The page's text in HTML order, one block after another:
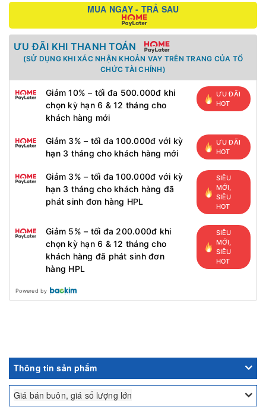
MUA NGAY - TRẢ SAU
ƯU ĐÃI KHI THANH TOÁN
(SỬ DỤNG KHI XÁC NHẬN KHOẢN VAY TRÊN TRANG CỦA TỔ
CHỨC TÀI CHÍNH)
Giảm 10% – tối đa 500.000đ khi
chọn kỳ hạn 6 & 12 tháng cho
khách hàng mới
ƯU ĐÃI
HOT
Giảm 3% – tối đa 100.000đ với kỳ
hạn 3 tháng cho khách hàng mới
ƯU ĐÃI
HOT
Giảm 3% – tối đa 100.000đ với kỳ
hạn 3 tháng cho khách hàng đã
phát sinh đơn hàng HPL
SIÊU
MỚI,
SIÊU
HOT
Giảm 5% – tối đa 200.000đ khi
chọn kỳ hạn 6 & 12 tháng cho
khách hàng đã phát sinh đơn
hàng HPL
SIÊU
MỚI,
SIÊU
HOT
Powered by
Thông tin sản phẩm
Giá bán buôn, giá số lượng lớn